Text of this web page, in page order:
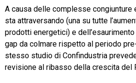
A causa delle complesse congiunture
sta attraversando (una su tutte
prodotti energetici) e
gap da colmare rispetto al periodo
stesso studio di Confindustria
revisione al ribasso della crescita del